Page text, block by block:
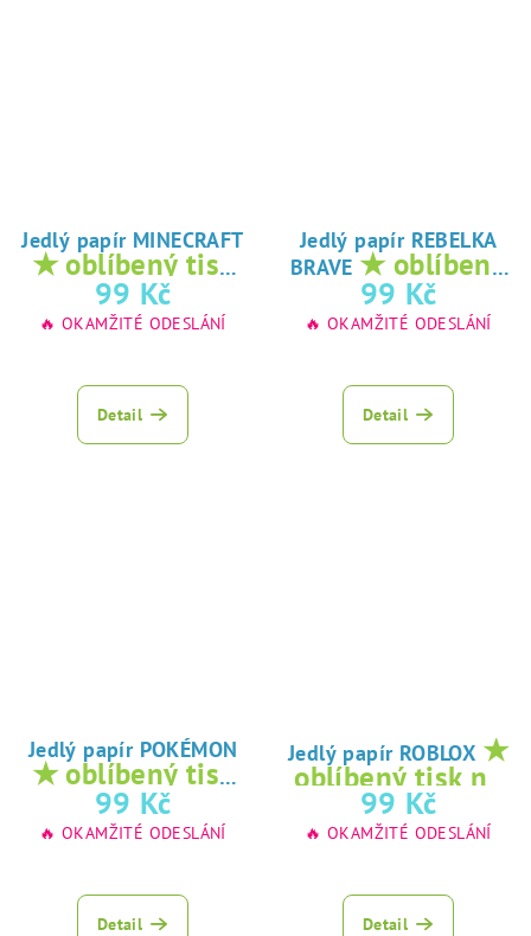
Jedlý papír MINECRAFT
★ oblíbený tisk
na jedlý papír
99 Kč
🔥 OKAMŽITÉ ODESLÁNÍ
Detail
Jedlý papír REBELKA
BRAVE ★ oblíbený
tisk na jedlý
papír
99 Kč
🔥 OKAMŽITÉ ODESLÁNÍ
Detail
Jedlý papír POKÉMON
★ oblíbený tisk
na jedlý papír
99 Kč
🔥 OKAMŽITÉ ODESLÁNÍ
Detail
Jedlý papír ROBLOX ★
oblíbený tisk na
jedlý papír
99 Kč
🔥 OKAMŽITÉ ODESLÁNÍ
Detail